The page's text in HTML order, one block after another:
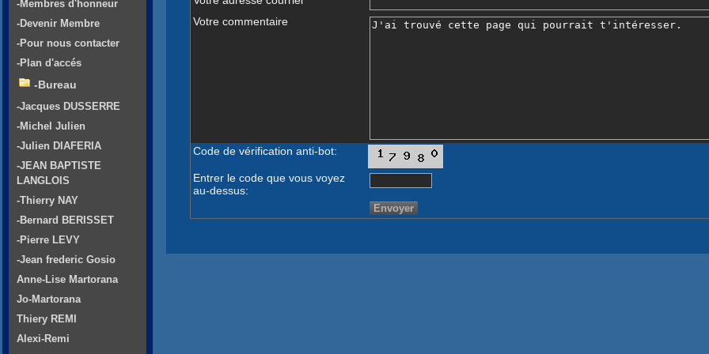
Votre commentaire
Code de vérification anti-bot:
Entrer le code que vous voyez
au-dessus:
-Membres d'honneur
-Devenir Membre
-Pour nous contacter
-Plan d'accés
-Bureau
-Jacques DUSSERRE
-Michel Julien
-Julien DIAFERIA
-JEAN BAPTISTE
LANGLOIS
-Thierry NAY
-Bernard BERISSET
-Pierre LEVY
-Jean frederic Gosio
Anne-Lise Martorana
Jo-Martorana
Thiery REMI
Alexi-Remi